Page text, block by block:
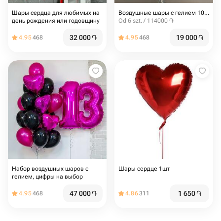
Шары сердца для любимых на
день рождения или годовщину
4.95468 32 000֏
Воздушные шары с гелием 10шт
Od 6 szt. / 114000 ֏
4.95468 19 000֏
Набор воздушных шаров с
гелием, цифры на выбор
4.95468 47 000֏
Шары сердце 1шт
4.86311 1 650֏